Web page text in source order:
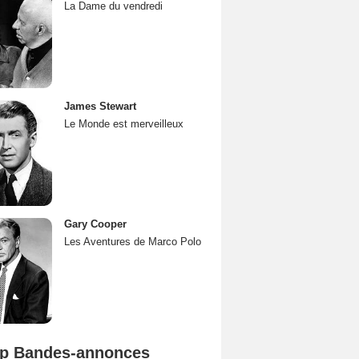
La Dame du vendredi
James Stewart
Le Monde est merveilleux
Gary Cooper
Les Aventures de Marco Polo
Bandes-annonces